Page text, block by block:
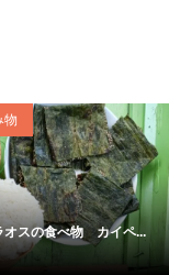
食ミ...
日本
日光の社寺